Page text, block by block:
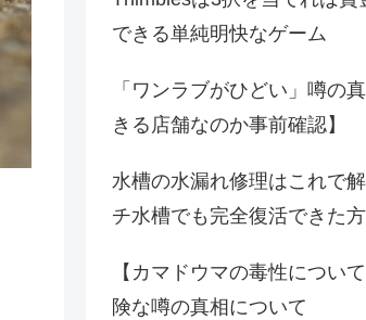
できる単純明快なゲーム
「ワンラブがひどい」噂の
きる店舗なのか事前確認】
水槽の水漏れ修理はこれで
チ水槽でも完全復活できた方
【カマドウマの毒性につい
険な噂の真相について